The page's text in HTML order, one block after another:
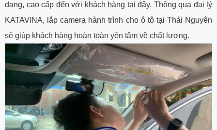
dạng, cao cấp đến với khách hàng tại đây. Thông qua đại lý
KATAVINA, lắp camera hành trình cho ô tô tại Thái Nguyên
sẽ giúp khách hàng hoàn toàn yên tâm về chất lượng.